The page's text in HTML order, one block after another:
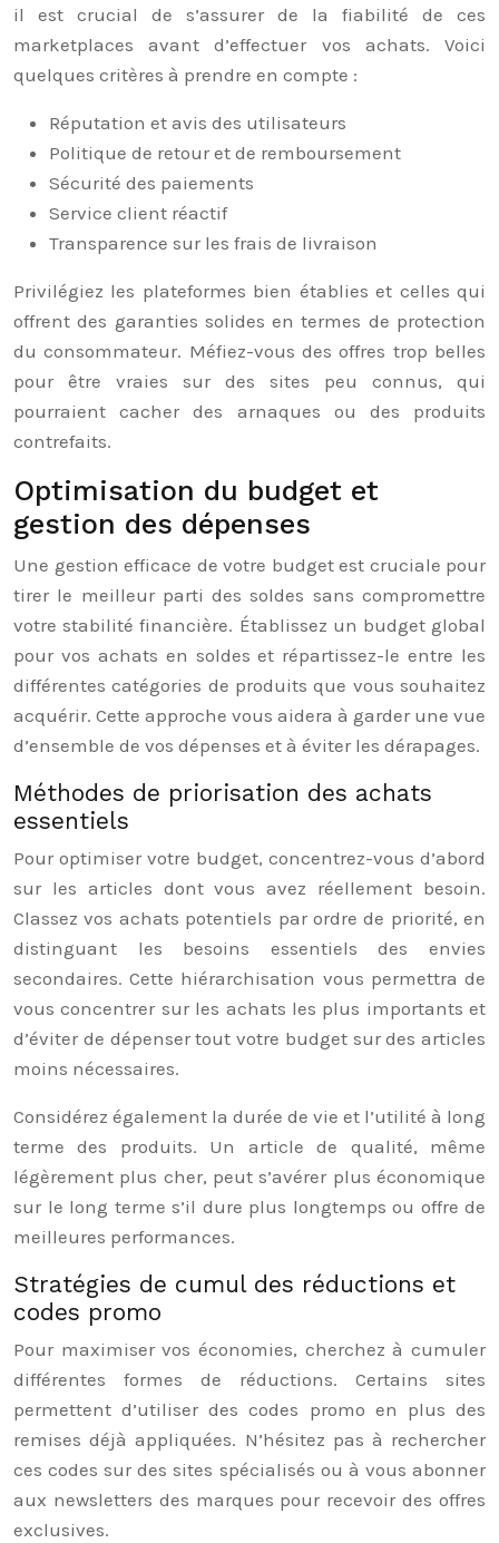
il est crucial de s’assurer de la fiabilité de ces
marketplaces avant d’effectuer vos achats. Voici
quelques critères à prendre en compte :
Réputation et avis des utilisateurs
Politique de retour et de remboursement
Sécurité des paiements
Service client réactif
Transparence sur les frais de livraison
Privilégiez les plateformes bien établies et celles qui
offrent des garanties solides en termes de protection
du consommateur. Méfiez-vous des offres trop belles
pour être vraies sur des sites peu connus, qui
pourraient cacher des arnaques ou des produits
contrefaits.
Optimisation du budget et
gestion des dépenses
Une gestion efficace de votre budget est cruciale pour
tirer le meilleur parti des soldes sans compromettre
votre stabilité financière. Établissez un budget global
pour vos achats en soldes et répartissez-le entre les
différentes catégories de produits que vous souhaitez
acquérir. Cette approche vous aidera à garder une vue
d’ensemble de vos dépenses et à éviter les dérapages.
Méthodes de priorisation des achats
essentiels
Pour optimiser votre budget, concentrez-vous d’abord
sur les articles dont vous avez réellement besoin.
Classez vos achats potentiels par ordre de priorité, en
distinguant les besoins essentiels des envies
secondaires. Cette hiérarchisation vous permettra de
vous concentrer sur les achats les plus importants et
d’éviter de dépenser tout votre budget sur des articles
moins nécessaires.
Considérez également la durée de vie et l’utilité à long
terme des produits. Un article de qualité, même
légèrement plus cher, peut s’avérer plus économique
sur le long terme s’il dure plus longtemps ou offre de
meilleures performances.
Stratégies de cumul des réductions et
codes promo
Pour maximiser vos économies, cherchez à cumuler
différentes formes de réductions. Certains sites
permettent d’utiliser des codes promo en plus des
remises déjà appliquées. N’hésitez pas à rechercher
ces codes sur des sites spécialisés ou à vous abonner
aux newsletters des marques pour recevoir des offres
exclusives.